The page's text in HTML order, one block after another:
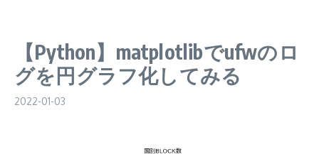
【Python】matplotlibでufwのロ
グを円グラフ化してみる
2022-01-03